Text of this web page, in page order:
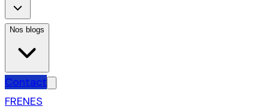
Nos blogs
Contact
FRENES